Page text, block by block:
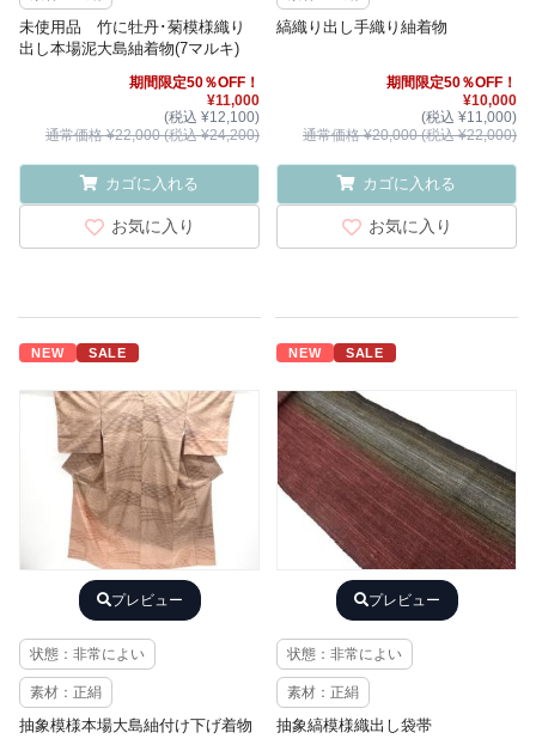
未使用品 竹に牡丹･菊模様織り
出し本場泥大島紬着物(7マルキ)
期間限定50％OFF！
¥11,000
(税込 ¥12,100)
通常価格 ¥22,000 (税込 ¥24,200)
カゴに入れる
お気に入り
縞織り出し手織り紬着物
期間限定50％OFF！
¥10,000
(税込 ¥11,000)
通常価格 ¥20,000 (税込 ¥22,000)
カゴに入れる
お気に入り
NEW SALE
プレビュー
状態：非常によい
素材：正絹
抽象模様本場大島紬付け下げ着物
NEW SALE
プレビュー
状態：非常によい
素材：正絹
抽象縞模様織出し袋帯